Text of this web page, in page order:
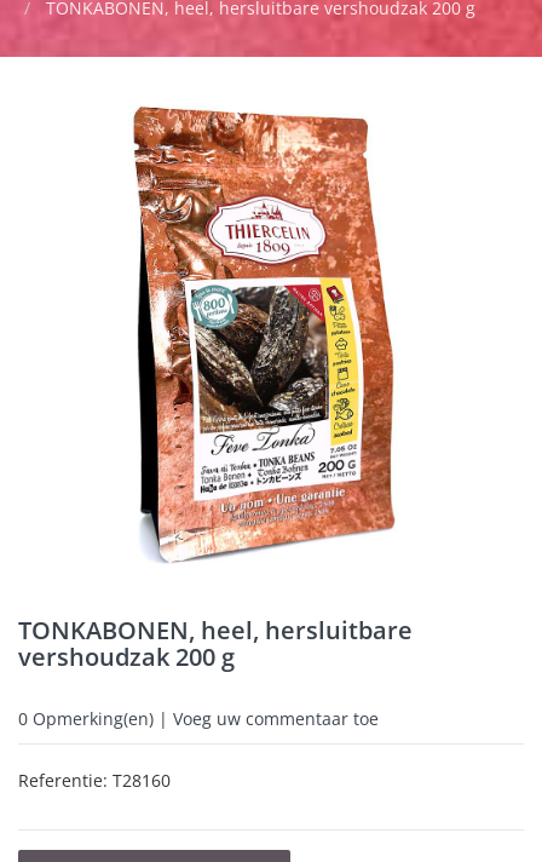
TONKABONEN, heel, hersluitbare vershoudzak 200 g
TONKABONEN, heel, hersluitbare
vershoudzak 200 g
0 Opmerking(en) | Voeg uw commentaar toe
Referentie: T28160